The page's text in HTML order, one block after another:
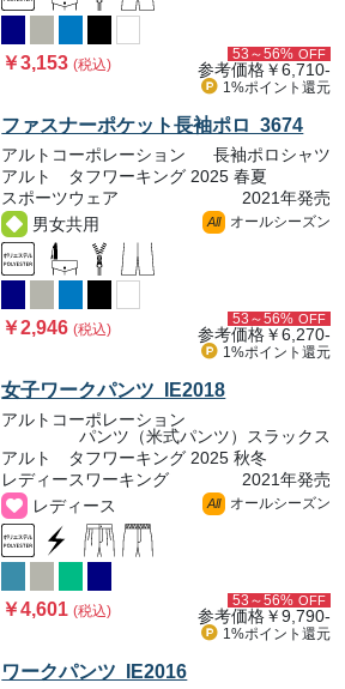
￥3,153(税込)
53～56% OFF
参考価格￥6,710-
1%ポイント 還元
ファスナーポケット長袖ポロ 3674
アルトコーポレーション
長袖ポロシャツ
アルト タフワーキング 2025 春夏
スポーツウェア
2021年発売
男女共用
All オールシーズン
￥2,946(税込)
53～56% OFF
参考価格￥6,270-
1%ポイント 還元
女子ワークパンツ IE2018
アルトコーポレーション
パンツ（米式パンツ）スラックス
アルト タフワーキング 2025 秋冬
レディースワーキング
2021年発売
レディース
All オールシーズン
￥4,601(税込)
53～56% OFF
参考価格￥9,790-
1%ポイント 還元
ワークパンツ IE2016